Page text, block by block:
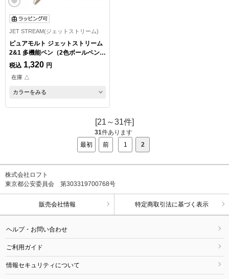
JET STREAM(ジェットストリーム)
ピュアモルト ジェットストリーム
2&1 多機能ペン（2色ボールペン・
シャープペン） 油性 0.7mm ダー
税込 1,320 円
在庫 △
カラーをみる
[21～31件]
31件あります
最初
前 1 2
株式会社ロフト
東京都公安委員会 第303319700768号
販売会社情報 特定商取引法に基づく表示
ヘルプ・お問い合わせ
ご利用ガイド
情報セキュリティについて